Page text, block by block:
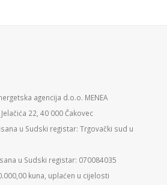
agencija d.o.o. MENEA
22, 40 000 Čakovec
u Sudski registar: Trgovački sud u
u Sudski registar: 070084035
kuna, uplaćen u cijelosti